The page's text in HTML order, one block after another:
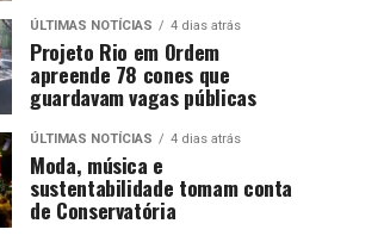
ÚLTIMAS NOTÍCIAS 4 dias atrás
Projeto Rio em Ordem
apreende 78 cones que
guardavam vagas públicas
ÚLTIMAS NOTÍCIAS 4 dias atrás
Moda, música e
sustentabilidade tomam conta
de Conservatória